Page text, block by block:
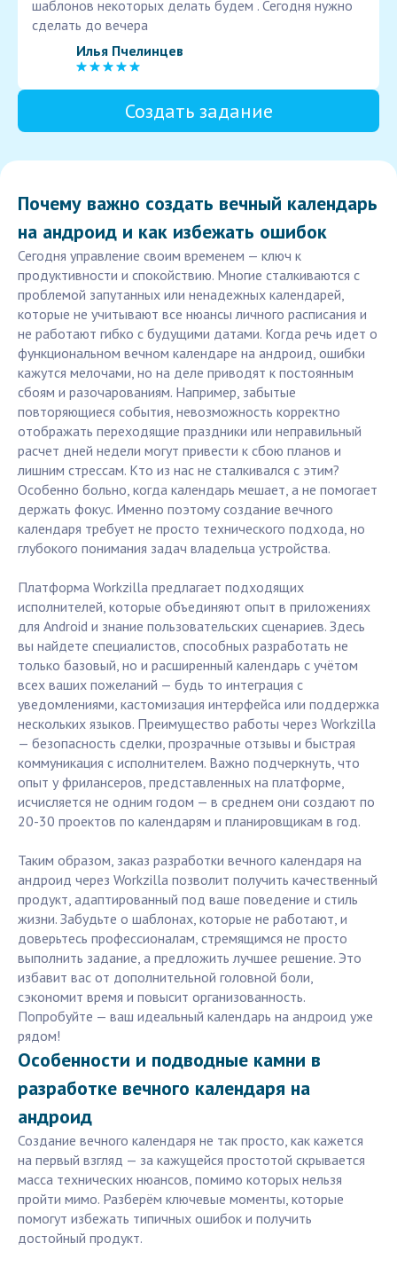
шаблонов некоторых делать будем . Сегодня нужно
сделать до вечера
Илья Пчелинцев
Создать задание
Почему важно создать вечный календарь
на андроид и как избежать ошибок
Сегодня управление своим временем — ключ к
продуктивности и спокойствию. Многие сталкиваются с
проблемой запутанных или ненадежных календарей,
которые не учитывают все нюансы личного расписания и
не работают гибко с будущими датами. Когда речь идет о
функциональном вечном календаре на андроид, ошибки
кажутся мелочами, но на деле приводят к постоянным
сбоям и разочарованиям. Например, забытые
повторяющиеся события, невозможность корректно
отображать переходящие праздники или неправильный
расчет дней недели могут привести к сбою планов и
лишним стрессам. Кто из нас не сталкивался с этим?
Особенно больно, когда календарь мешает, а не помогает
держать фокус. Именно поэтому создание вечного
календаря требует не просто технического подхода, но
глубокого понимания задач владельца устройства.
Платформа Workzilla предлагает подходящих
исполнителей, которые объединяют опыт в приложениях
для Android и знание пользовательских сценариев. Здесь
вы найдете специалистов, способных разработать не
только базовый, но и расширенный календарь с учётом
всех ваших пожеланий — будь то интеграция с
уведомлениями, кастомизация интерфейса или поддержка
нескольких языков. Преимущество работы через Workzilla
— безопасность сделки, прозрачные отзывы и быстрая
коммуникация с исполнителем. Важно подчеркнуть, что
опыт у фрилансеров, представленных на платформе,
исчисляется не одним годом — в среднем они создают по
20-30 проектов по календарям и планировщикам в год.
Таким образом, заказ разработки вечного календаря на
андроид через Workzilla позволит получить качественный
продукт, адаптированный под ваше поведение и стиль
жизни. Забудьте о шаблонах, которые не работают, и
доверьтесь профессионалам, стремящимся не просто
выполнить задание, а предложить лучшее решение. Это
избавит вас от дополнительной головной боли,
сэкономит время и повысит организованность.
Попробуйте — ваш идеальный календарь на андроид уже
рядом!
Особенности и подводные камни в
разработке вечного календаря на
андроид
Создание вечного календаря не так просто, как кажется
на первый взгляд — за кажущейся простотой скрывается
масса технических нюансов, помимо которых нельзя
пройти мимо. Разберём ключевые моменты, которые
помогут избежать типичных ошибок и получить
достойный продукт.